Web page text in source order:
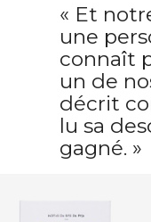
« Et
une
connaît
un de
décrit
lu sa
gagné. »